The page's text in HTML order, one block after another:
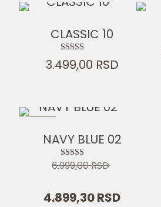
CLASSIC 10
Ocenjeno sa
5.00
3.499,00 RSD
NAVY BLUE 02
Ocenjeno sa
5.00
6.999,00RSD
bila:
4.899,30RSDcena